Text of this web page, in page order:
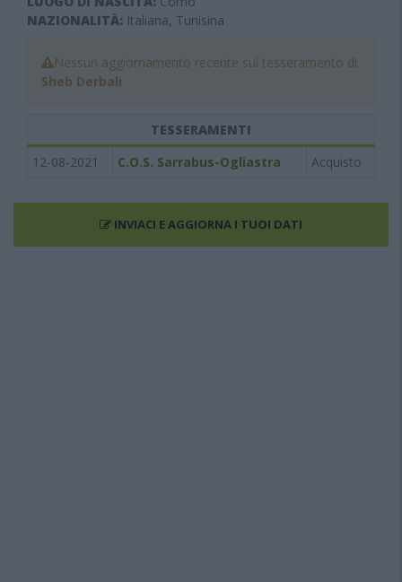
NAZIONALITÀ: Italiana, Tunisina
Nessun aggiornamento recente sul tesseramento di
Sheb Derbali
TESSERAMENTI
12-08-2021
C.O.S. Sarrabus-Ogliastra Acquisto
INVIACI E AGGIORNA I TUOI DATI